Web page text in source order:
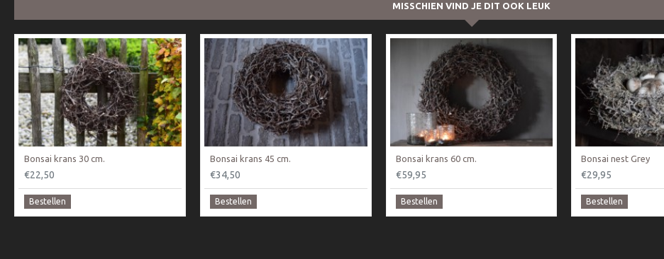
MISSCHIEN VIND JE DIT OOK LEUK
Bonsai krans 30 cm.
€22,50
Bestellen
Bonsai krans 45 cm.
€34,50
Bestellen
Bonsai krans 60 cm.
€59,95
Bestellen
Bonsai nest Grey
€29,95
Bestellen